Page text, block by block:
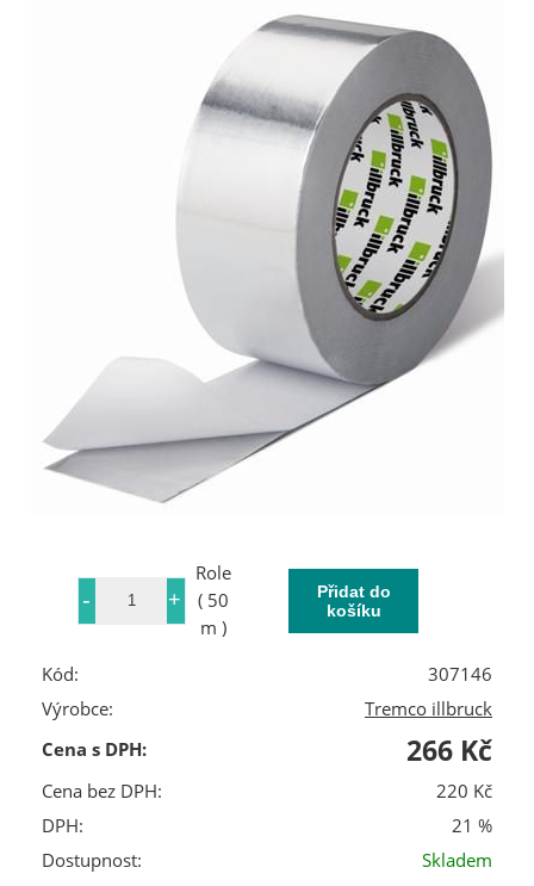
Role
( 50
m )
Kód:
307146
Výrobce:
Tremco illbruck
Cena s DPH:
266 Kč
Cena bez DPH:
220 Kč
DPH:
21 %
Dostupnost:
Skladem